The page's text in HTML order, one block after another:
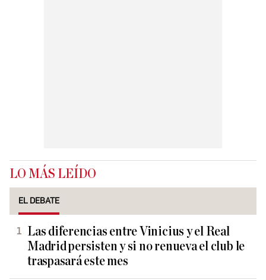
LO MÁS LEÍDO
EL DEBATE
Las diferencias entre Vinicius y el Real
Madrid persisten y si no renueva el club le
traspasará este mes